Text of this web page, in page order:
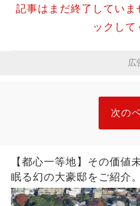
記事はまだ終了していま
ックして
広
次の
【都心一等地】その価値
眠る幻の大豪邸をご紹介。